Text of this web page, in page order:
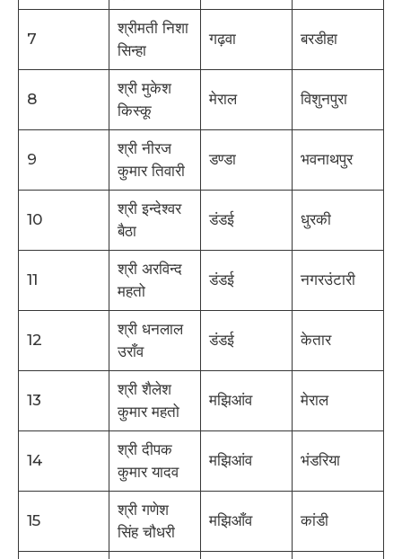
7
श्रीमती निशा
सिन्हा
गढ़वा बरडीहा
8
श्री मुकेश
किस्कू
मेराल विशुनपुरा
9
श्री नीरज
कुमार तिवारी
डण्डा भवनाथपुर
10
श्री इन्देश्वर
बैठा
डंडई धुरकी
11
श्री अरविन्द
महतो
डंडई नगरउंटारी
12
श्री धनलाल
उराँव
डंडई केतार
13
श्री शैलेश
कुमार महतो
मझिआंव मेराल
14
श्री दीपक
कुमार यादव
मझिआंव भंडरिया
15
श्री गणेश
सिंह चौधरी
मझिआँव कांडी